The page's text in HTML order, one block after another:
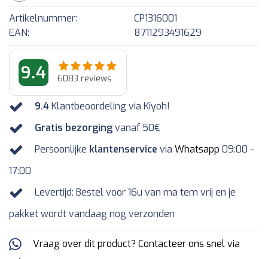
Artikelnummer:
CP1316001
EAN:
8711293491629
9.4 6083 reviews
9.4Klantbeoordeling via Kiyoh!
Gratis bezorgingvanaf 50€
Persoonlijke klantenservice via Whatsapp 09:00 -
17:00
Levertijd: Bestel voor 16u van ma tem vrij en je
pakket wordt vandaag nog verzonden
Vraag over dit product? Contacteer ons snel via